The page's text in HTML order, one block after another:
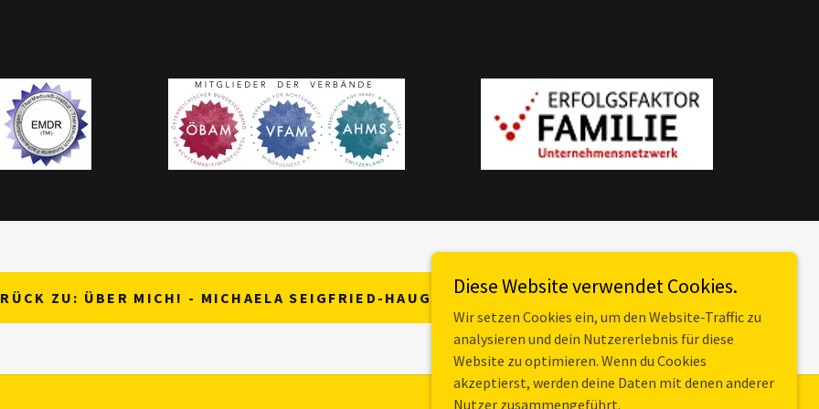
ZU: ÜBER MICH! - MICHAELA SEIGFRIED-HAUG Diese Website verwendet Cookies.
Wir setzen Cookies ein, um den Website-Traffic zu
analysieren und dein Nutzererlebnis für diese
Website zu optimieren. Wenn du Cookies
akzeptierst, werden deine Daten mit denen anderer
Nutzer zusammengeführt.